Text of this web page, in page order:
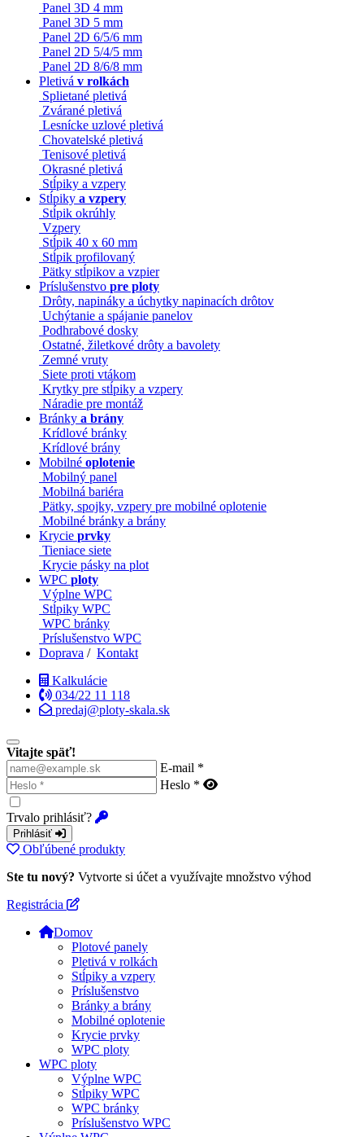
Panel 3D 4 mm
Panel 3D 5 mm
Panel 2D 6/5/6 mm
Panel 2D 5/4/5 mm
Panel 2D 8/6/8 mm
Pletivá v rolkách
Splietané pletivá
Zvárané pletivá
Lesnícke uzlové pletivá
Chovatelské pletivá
Tenisové pletivá
Okrasné pletivá
Stĺpiky a vzpery
Stĺpiky a vzpery
Stĺpik okrúhly
Vzpery
Stĺpik 40 x 60 mm
Stĺpik profilovaný
Pätky stĺpikov a vzpier
Príslušenstvo pre ploty
Drôty, napináky a úchytky napinacích drôtov
Uchýtanie a spájanie panelov
Podhrabové dosky
Ostatné, žiletkové drôty a bavolety
Zemné vruty
Siete proti vtákom
Krytky pre stĺpiky a vzpery
Náradie pre montáž
Bránky a brány
Krídlové bránky
Krídlové brány
Mobilné oplotenie
Mobilný panel
Mobilná bariéra
Pätky, spojky, vzpery pre mobilné oplotenie
Mobilné bránky a brány
Krycie prvky
Tieniace siete
Krycie pásky na plot
WPC ploty
Výplne WPC
Stĺpiky WPC
WPC bránky
Príslušenstvo WPC
Doprava / Kontakt
Kalkulácie
034/22 11 118
predaj@ploty-skala.sk
Vitajte späť!
E-mail *
Heslo *
Trvalo prihlásiť?
Prihlásiť
Obľúbené produkty
Ste tu nový? Vytvorte si účet a využívajte množstvo výhod
Registrácia
Domov
Plotové panely
Pletivá v rolkách
Stĺpiky a vzpery
Príslušenstvo
Bránky a brány
Mobilné oplotenie
Krycie prvky
WPC ploty
WPC ploty
Výplne WPC
Stĺpiky WPC
WPC bránky
Príslušenstvo WPC